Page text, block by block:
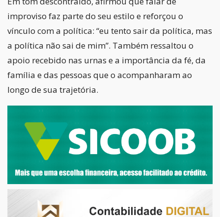
improviso faz parte do seu estilo e reforçou o
vínculo com a política: “eu tento sair da política, mas
a política não sai de mim”. Também ressaltou o
apoio recebido nas urnas e a importância da fé, da
família e das pessoas que o acompanharam ao
longo de sua trajetória.